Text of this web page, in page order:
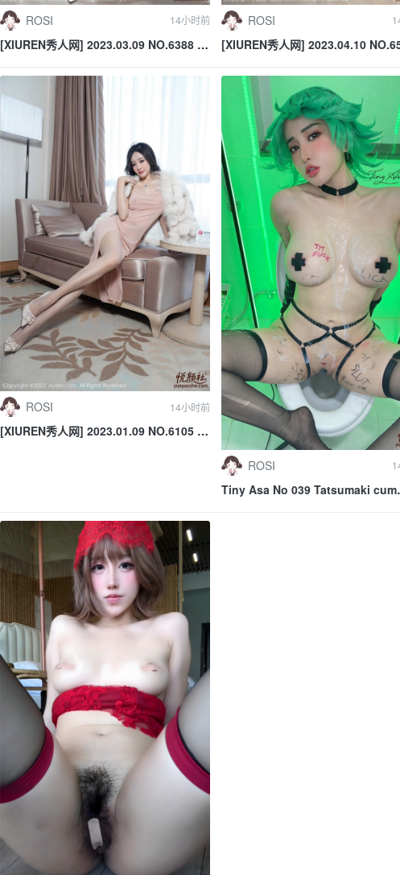
ROSI 14小时前
[XIUREN秀人网] 2023.03.09 NO.6388 张
ROSI
[XIUREN秀人网] 2023.04.10
ROSI 14小时前
[XIUREN秀人网] 2023.01.09 NO.6105 王
ROSI
Tiny Asa No 039 Tatsumaki cum